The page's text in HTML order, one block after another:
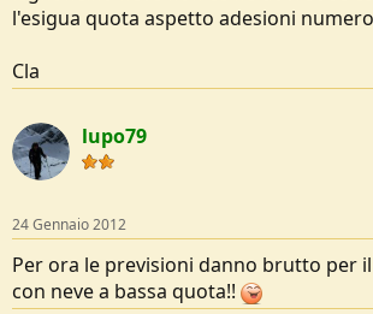
l'esigua quota aspetto adesioni
Cla
lupo79
24 Gennaio 2012
Per ora le previsioni danno brutto per
con neve a bassa quota!!